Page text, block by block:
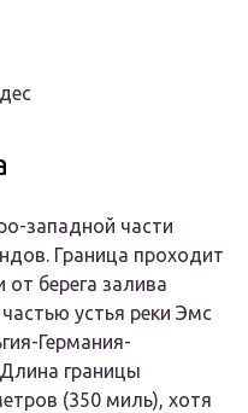
западной части
Граница проходит
берега залива
устья реки Эмс
Германия-
границы
(350 миль), хотя